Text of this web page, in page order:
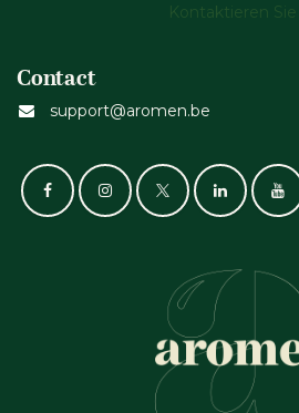
Kontaktieren Sie
Contact
support@aromen.be